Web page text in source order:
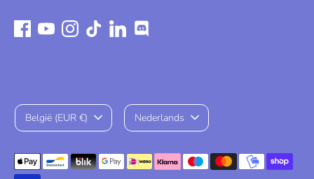
ValutaBelgië (EUR €) TaalNederlands
Geaccepteerde
betaalmethodes